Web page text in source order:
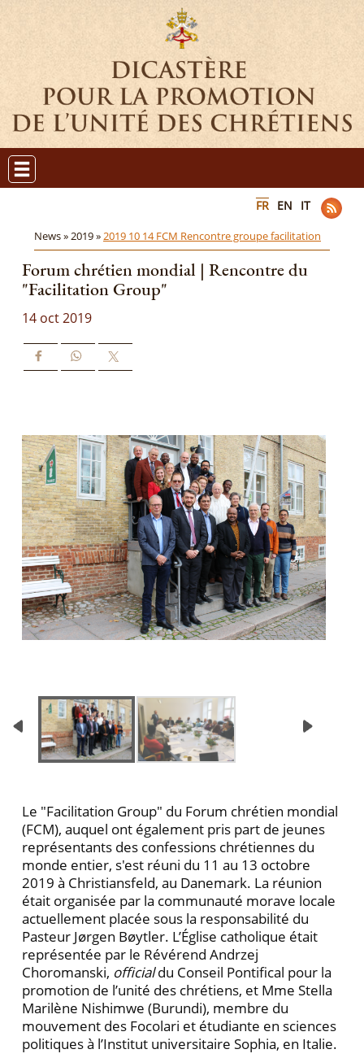
FR EN IT
News »2019 »2019 10 14 FCM Rencontre groupe facilitation
Forum chrétien mondial | Rencontre du
"Facilitation Group"
14 oct 2019
Le "Facilitation Group" du Forum chrétien mondial
(FCM), auquel ont également pris part de jeunes
représentants des confessions chrétiennes du
monde entier, s'est réuni du 11 au 13 octobre
2019 à Christiansfeld, au Danemark. La réunion
était organisée par la communauté morave locale
actuellement placée sous la responsabilité du
Pasteur Jørgen Bøytler. L’Église catholique était
représentée par le Révérend Andrzej
Choromanski, officialdu Conseil Pontifical pour la
promotion de l’unité des chrétiens, et Mme Stella
Marilène Nishimwe (Burundi), membre du
mouvement des Focolari et étudiante en sciences
politiques à l’Institut universitaire Sophia, en Italie.